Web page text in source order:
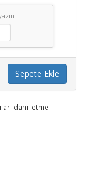
Sepete Ekle
dahil etme